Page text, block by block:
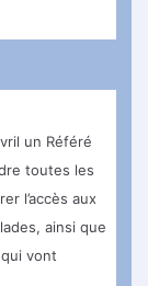
un Référé
toutes les
l’accès aux
ainsi que
vont